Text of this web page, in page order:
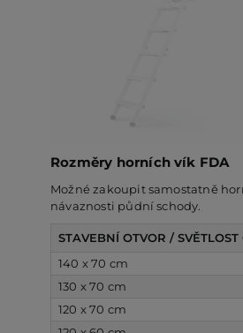
Rozměry horních vík FDA
Možné zakoupit samostatně
návaznosti půdní schody.
STAVEBNÍ OTVOR /
140 x 70 cm
130 x 70 cm
120 x 70 cm